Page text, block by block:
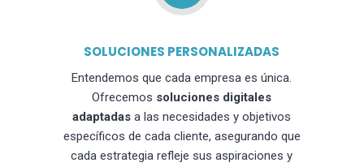
SOLUCIONES PERSONALIZADAS
Entendemos que cada empresa es única.
Ofrecemos soluciones digitales
adaptadas a las necesidades y objetivos
específicos de cada cliente, asegurando que
cada estrategia refleje sus aspiraciones y